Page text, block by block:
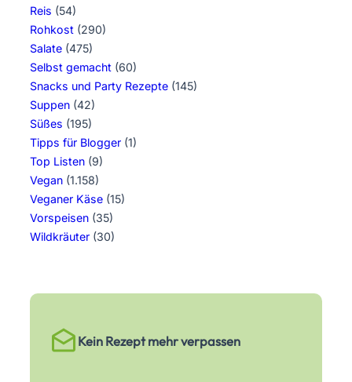
Reis (54)
Rohkost (290)
Salate (475)
Selbst gemacht (60)
Snacks und Party Rezepte (145)
Suppen (42)
Süßes (195)
Tipps für Blogger (1)
Top Listen (9)
Vegan (1.158)
Veganer Käse (15)
Vorspeisen (35)
Wildkräuter (30)
Kein Rezept mehr verpassen